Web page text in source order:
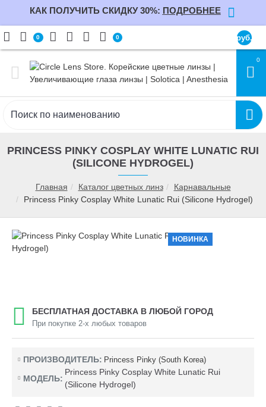
КАК ПОЛУЧИТЬ СКИДКУ 30%: ПОДРОБНЕЕ
0 0 руб.
0
Главная Каталог цветных линз
Карнавальные
Princess Pinky Cosplay White Lunatic Rui (Silicone Hydrogel)
PRINCESS PINKY COSPLAY WHITE LUNATIC RUI
(SILICONE HYDROGEL)
НОВИНКА
БЕСПЛАТНАЯ ДОСТАВКА В ЛЮБОЙ ГОРОД
При покупке 2-х любых товаров
ПРОИЗВОДИТЕЛЬ: Princess Pinky (South Korea)
МОДЕЛЬ:
Princess Pinky Cosplay White Lunatic Rui
(Silicone Hydrogel)